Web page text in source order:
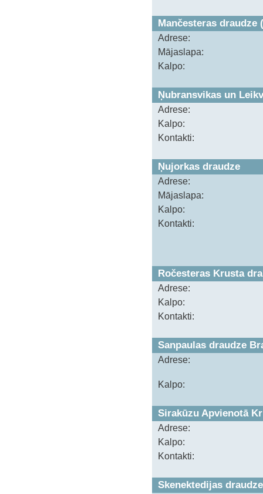
Mančesteras
Adrese:
Mājaslapa:
Kalpo:
Ņubransvikas un
Adrese:
Kalpo:
Kontakti:
Ņujorkas draudze
Adrese:
Mājaslapa:
Kalpo:
Kontakti:
Ročesteras Krusta
Adrese:
Kalpo:
Kontakti:
Sanpaulas draudze
Adrese:
Kalpo:
Sirakūzu Apvienotā
Adrese:
Kalpo:
Kontakti:
Skenektedijas draudze